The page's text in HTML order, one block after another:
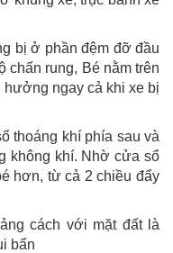
bị ở phần đệm đỡ đầu
chấn rung, Bé nằm trên
hưởng ngay cả khi xe bị
thoáng khí phía sau và
không khí. Nhờ cửa sổ
hơn, từ cả 2 chiều đẩy
cách với mặt đất là
bẩn